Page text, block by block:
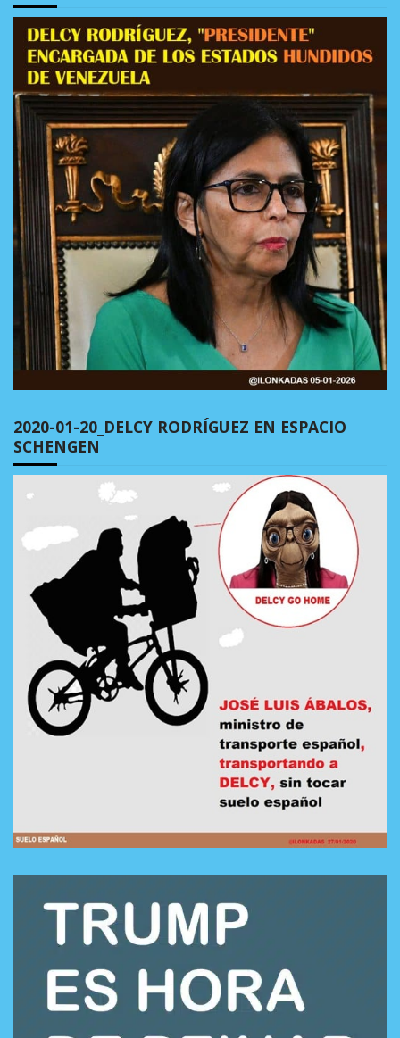
2020-01-20_DELCY RODRÍGUEZ EN ESPACIO
SCHENGEN